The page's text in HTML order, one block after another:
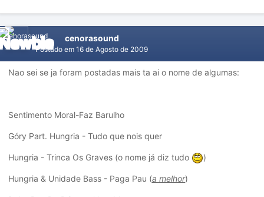
cenorasound
Postado em 16 de Agosto de 2009
Nao sei se ja foram postadas mais ta ai o nome de algumas:
Sentimento Moral-Faz Barulho
Góry Part. Hungria - Tudo que nois quer
Hungria - Trinca Os Graves (o nome já diz tudo )
Hungria & Unidade Bass - Paga Pau (a melhor)